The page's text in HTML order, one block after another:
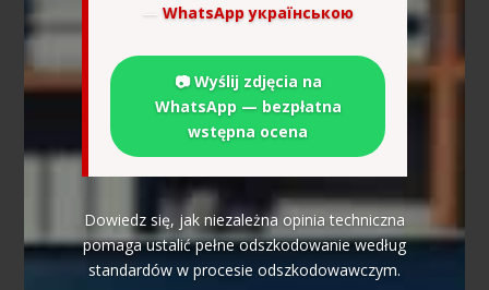
— WhatsApp українською
📷 Wyślij zdjęcia na
WhatsApp — bezpłatna
wstępna ocena
Dowiedz się, jak niezależna opinia techniczna
pomaga ustalić pełne odszkodowanie według
standardów w procesie odszkodowawczym.